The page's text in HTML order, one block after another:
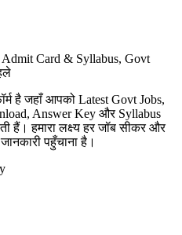
Admit Card & Syllabus, Govt
है जहाँ आपको Latest Govt Jobs,
Answer Key और Syllabus
हैं। हमारा लक्ष्य हर जॉब सीकर और
पहुँचाना है।